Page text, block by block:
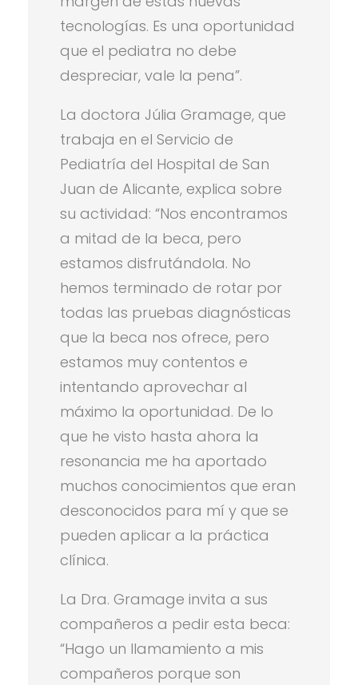
tecnologías. Es una oportunidad
que el pediatra no debe
despreciar, vale la pena”.
La doctora Júlia Gramage, que
trabaja en el Servicio de
Pediatría del Hospital de San
Juan de Alicante, explica sobre
su actividad: “Nos encontramos
a mitad de la beca, pero
estamos disfrutándola. No
hemos terminado de rotar por
todas las pruebas diagnósticas
que la beca nos ofrece, pero
estamos muy contentos e
intentando aprovechar al
máximo la oportunidad. De lo
que he visto hasta ahora la
resonancia me ha aportado
muchos conocimientos que eran
desconocidos para mí y que se
pueden aplicar a la práctica
clínica.
La Dra. Gramage invita a sus
compañeros a pedir esta beca:
“Hago un llamamiento a mis
compañeros porque son